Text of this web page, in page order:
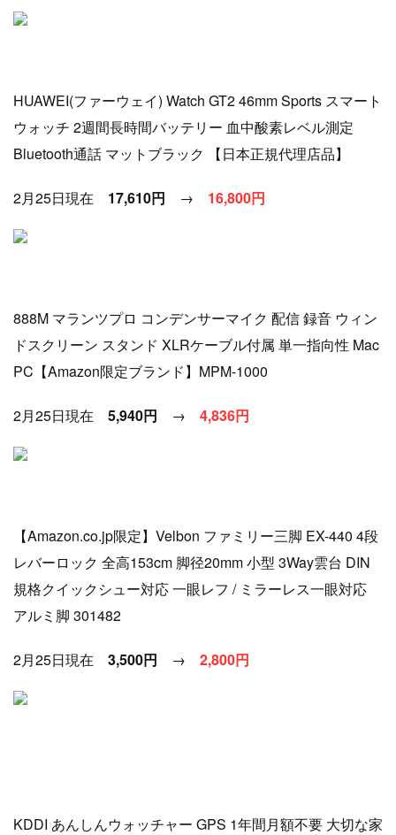
HUAWEI(ファーウェイ) Watch GT2 46mm Sports スマート
ウォッチ 2週間長時間バッテリー 血中酸素レベル測定
Bluetooth通話 マットブラック 【日本正規代理店品】
2月25日現在 17,610円 → 16,800円
888M マランツプロ コンデンサーマイク 配信 録音 ウィン
ドスクリーン スタンド XLRケーブル付属 単一指向性 Mac
PC【Amazon限定ブランド】MPM-1000
2月25日現在 5,940円 → 4,836円
【Amazon.co.jp限定】Velbon ファミリー三脚 EX-440 4段
レバーロック 全高153cm 脚径20mm 小型 3Way雲台 DIN
規格クイックシュー対応 一眼レフ / ミラーレス一眼対応
アルミ脚 301482
2月25日現在 3,500円 → 2,800円
KDDI あんしんウォッチャー GPS 1年間月額不要 大切な家